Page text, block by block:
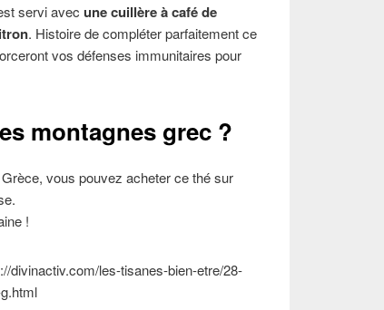
servi avec une cuillère à café de
. Histoire de compléter parfaitement ce
vos défenses immunitaires pour
montagnes grec ?
vous pouvez acheter ce thé sur
!
divinactiv.com/les-tisanes-bien-etre/28-